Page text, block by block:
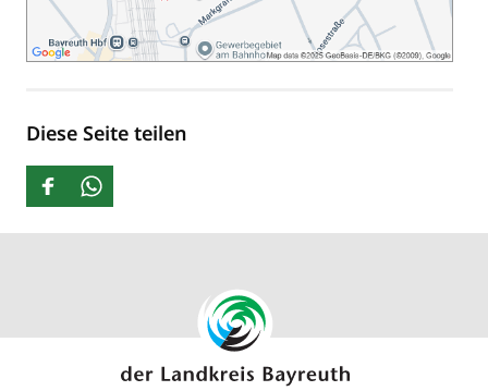
Diese Seite teilen